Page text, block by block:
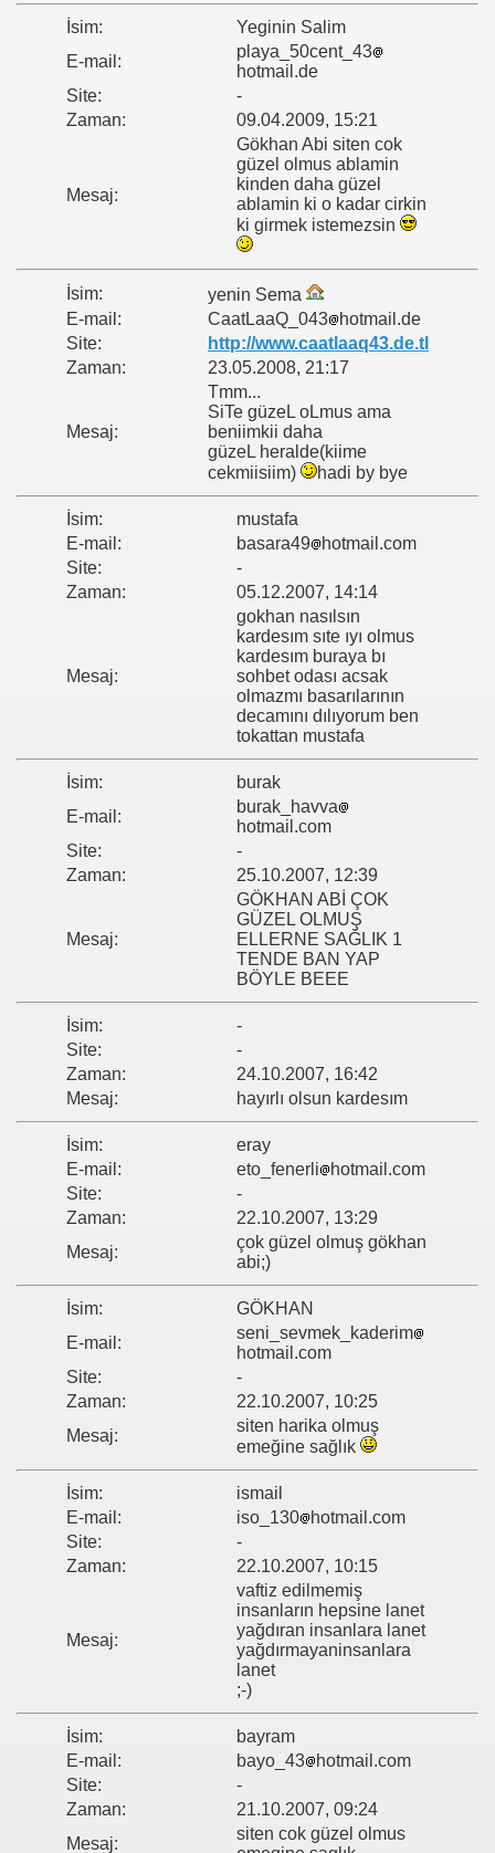
İsim:
Yeginin Salim
E-mail:
playa_50cent_43
hotmail.de
Site:
-
Zaman:
09.04.2009, 15:21
Mesaj:
Gökhan Abi siten cok
güzel olmus ablamin
kinden daha güzel
ablamin ki o kadar cirkin
ki girmek istemezsin
İsim:
yenin Sema
E-mail:
CaatLaaQ_043
hotmail.de
Site:
http://www.caatlaaq43.de.tl
Zaman:
23.05.2008, 21:17
Mesaj:
Tmm...
SiTe güzeL oLmus ama
beniimkii daha
güzeL heralde(kiime
cekmiisiim)
hadi by bye
İsim:
mustafa
E-mail:
basara49
hotmail.com
Site:
-
Zaman:
05.12.2007, 14:14
Mesaj:
gokhan nasılsın
kardesım sıte ıyı olmus
kardesım buraya bı
sohbet odası acsak
olmazmı basarılarının
decamını dılıyorum ben
tokattan mustafa
İsim:
burak
E-mail:
burak_havva
hotmail.com
Site:
-
Zaman:
25.10.2007, 12:39
Mesaj:
GÖKHAN ABİ ÇOK
GÜZEL OLMUŞ
ELLERNE SAĞLIK 1
TENDE BAN YAP
BÖYLE BEEE
İsim:
-
Site:
-
Zaman:
24.10.2007, 16:42
Mesaj:
hayırlı olsun kardesım
İsim:
eray
E-mail:
eto_fenerli
hotmail.com
Site:
-
Zaman:
22.10.2007, 13:29
Mesaj:
çok güzel olmuş gökhan
abi;)
İsim:
GÖKHAN
E-mail:
seni_sevmek_kaderim
hotmail.com
Site:
-
Zaman:
22.10.2007, 10:25
Mesaj:
siten harika olmuş
emeğine sağlık
İsim:
ismail
E-mail:
iso_130
hotmail.com
Site:
-
Zaman:
22.10.2007, 10:15
Mesaj:
vaftiz edilmemiş
insanların hepsine lanet
yağdıran insanlara lanet
yağdırmayaninsanlara
lanet
;-)
İsim:
bayram
E-mail:
bayo_43
hotmail.com
Site:
-
Zaman:
21.10.2007, 09:24
Mesaj:
siten cok güzel olmus